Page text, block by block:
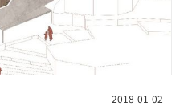
2018-01-02